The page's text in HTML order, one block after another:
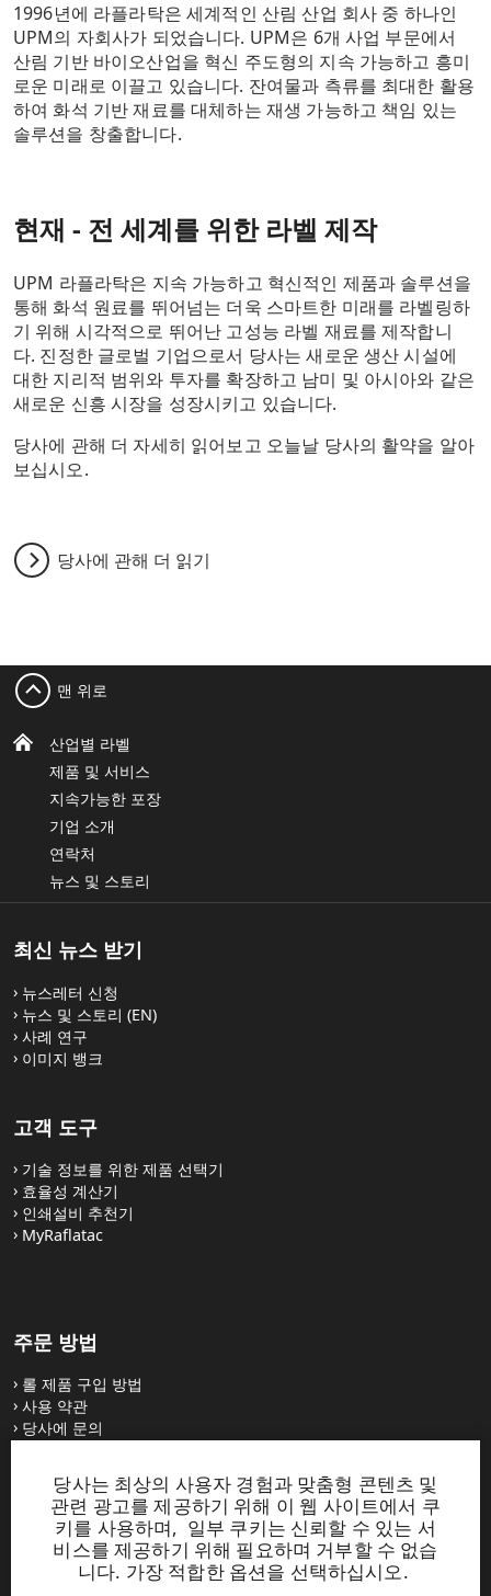
1996년에 라플라탁은 세계적인 산림 산업 회사 중 하나인
UPM의 자회사가 되었습니다. UPM은 6개 사업 부문에서
산림 기반 바이오산업을 혁신 주도형의 지속 가능하고 흥미
로운 미래로 이끌고 있습니다. 잔여물과 측류를 최대한 활용
하여 화석 기반 재료를 대체하는 재생 가능하고 책임 있는
솔루션을 창출합니다.
현재 - 전 세계를 위한 라벨 제작
UPM 라플라탁은 지속 가능하고 혁신적인 제품과 솔루션을
통해 화석 원료를 뛰어넘는 더욱 스마트한 미래를 라벨링하
기 위해 시각적으로 뛰어난 고성능 라벨 재료를 제작합니
다. 진정한 글로벌 기업으로서 당사는 새로운 생산 시설에
대한 지리적 범위와 투자를 확장하고 남미 및 아시아와 같은
새로운 신흥 시장을 성장시키고 있습니다.
당사에 관해 더 자세히 읽어보고 오늘날 당사의 활약을 알아
보십시오.
당사에 관해 더 읽기
당사는 최상의 사용자 경험과 맞춤형 콘텐츠 및
관련 광고를 제공하기 위해 이 웹 사이트에서 쿠
키를 사용하며, 일부 쿠키는 신뢰할 수 있는 서
비스를 제공하기 위해 필요하며 거부할 수 없습
니다. 가장 적합한 옵션을 선택하십시오.
산업별 라벨
제품 및 서비스
지속가능한 포장
기업 소개
연락처
뉴스 및 스토리
맨 위로
최신 뉴스 받기
뉴스레터 신청
뉴스 및 스토리 (EN)
사례 연구
이미지 뱅크
고객 도구
기술 정보를 위한 제품 선택기
효율성 계산기
인쇄설비 추천기
MyRaflatac
주문 방법
롤 제품 구입 방법
사용 약관
당사에 문의
웹사이트
UPM Raflatac Graphics Solutions
UPM Raflatac Office Products
UPM Raflatac Industrial Removables